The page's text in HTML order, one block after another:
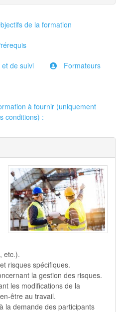
de la formation
de suivi Formateurs
à fournir (uniquement
conditions) :
etc.).
risques spécifiques.
la gestion des risques.
les modifications de la
être au travail.
la demande des participants